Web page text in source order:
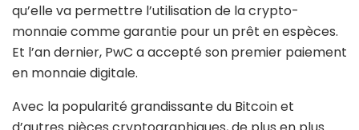
qu’elle va permettre l’utilisation de la crypto-
monnaie comme garantie pour un prêt en espèces.
Et l’an dernier, PwC a accepté son premier paiement
en monnaie digitale.
Avec la popularité grandissante du Bitcoin et